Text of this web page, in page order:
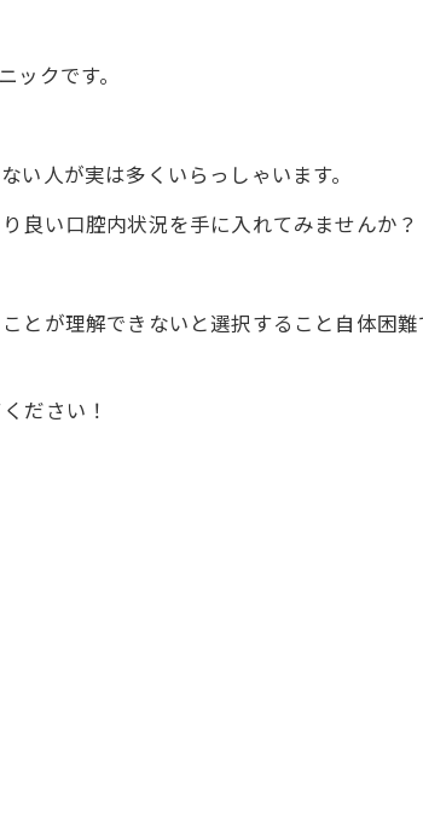
クです。
い人が実は多くいらっしゃいます。
良い口腔内状況を手に入れてみませんか？
とが理解できないと選択すること自体困
ださい！